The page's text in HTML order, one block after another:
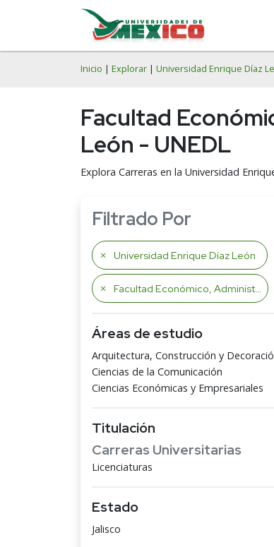
Inicio | Explorar | Universidad Enrique Díaz
Facultad
León - UNEDL
Explora Carreras en la Universidad
Filtrado Por
Universidad Enrique Díaz León
Facultad Económico, Administrativas y Artes
Áreas de estudio
Arquitectura, Construcción y
Ciencias de la Comunicación
Ciencias Económicas y Empresariales
Titulación
Carreras Universitarias
Licenciaturas
Estado
Jalisco